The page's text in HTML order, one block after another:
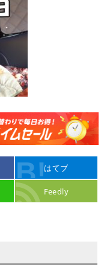
はてブ
Feedly